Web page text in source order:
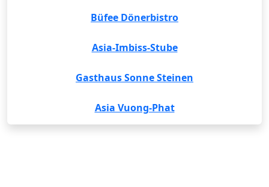
Büfee Dönerbistro
Asia-Imbiss-Stube
Gasthaus Sonne Steinen
Asia Vuong-Phat